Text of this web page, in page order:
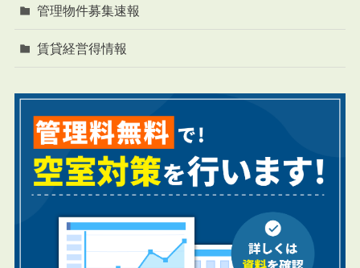
管理物件募集速報
賃貸経営得情報